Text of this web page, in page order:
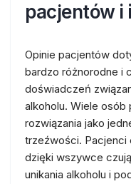
pacjentów i
Opinie pacjentów
bardzo różnorodne i
doświadczeń
alkoholu. Wiele
rozwiązania jako
trzeźwości. Pacjenci
dzięki wszywce
unikania alkoholu i